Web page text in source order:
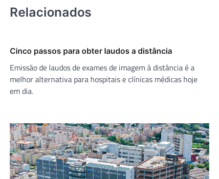
Relacionados
Cinco passos para obter laudos a distância
Emissão de laudos de exames de imagem à distância é a
melhor alternativa para hospitais e clínicas médicas hoje
em dia.